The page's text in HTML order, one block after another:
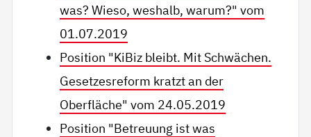
was? Wieso, weshalb, warum?" vom
01.07.2019
Position "KiBiz bleibt. Mit Schwächen.
Gesetzesreform kratzt an der
Oberfläche" vom 24.05.2019
Position "Betreuung ist was